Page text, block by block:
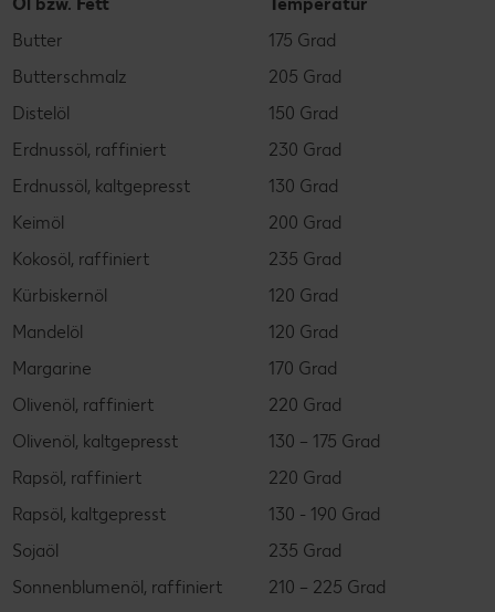
Butter
175 Grad
Butterschmalz
205 Grad
Distelöl
150 Grad
Erdnussöl, raffiniert
230 Grad
Erdnussöl, kaltgepresst
130 Grad
Keimöl
200 Grad
Kokosöl, raffiniert
235 Grad
Kürbiskernöl
120 Grad
Mandelöl
120 Grad
Margarine
170 Grad
Olivenöl, raffiniert
220 Grad
Olivenöl, kaltgepresst
130 – 175 Grad
Rapsöl, raffiniert
220 Grad
Rapsöl, kaltgepresst
130 - 190 Grad
Sojaöl
235 Grad
Sonnenblumenöl, raffiniert
210 – 225 Grad